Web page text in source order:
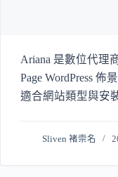
Ariana 是數位代理
Page WordPress 佈
適合網站類型與安
Sliven 褚崇名